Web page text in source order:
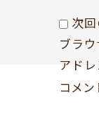
次
ブラ
アド